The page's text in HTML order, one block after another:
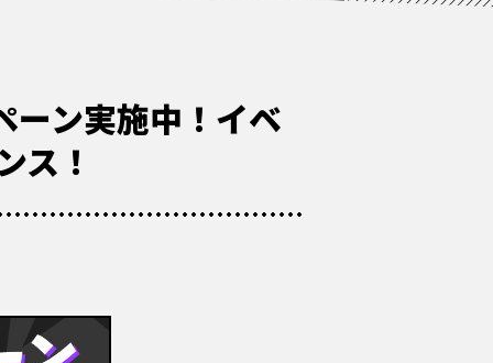
ーン実施中！イベ
ス！